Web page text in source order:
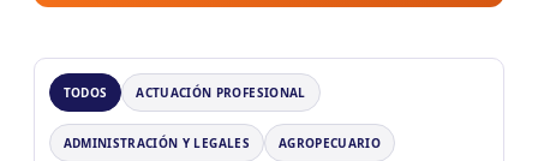
TODOS ACTUACIÓN PROFESIONAL
ADMINISTRACIÓN Y LEGALES AGROPECUARIO